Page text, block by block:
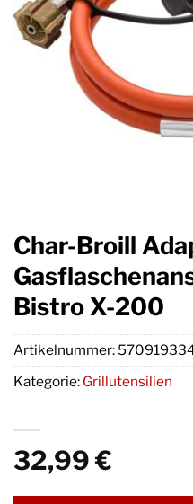
Char-Broill
Bistro X-200
32,99€
Artikelnummer:
Kategorie: Grillutensilien